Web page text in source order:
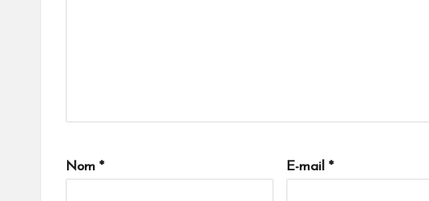
Nom * E-mail *